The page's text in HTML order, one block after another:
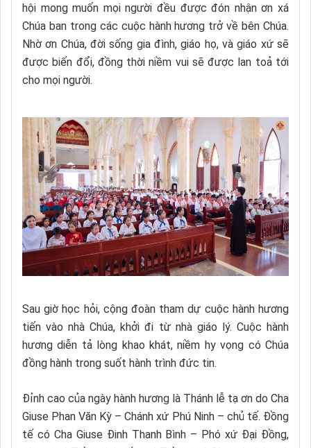
hội mong muốn mọi người đều được đón nhận ơn xá
Chúa ban trong các cuộc hành hương trở về bên Chúa.
Nhờ ơn Chúa, đời sống gia đình, giáo họ, và giáo xứ sẽ
được biến đổi, đồng thời niềm vui sẽ được lan toả tới
cho mọi người.
Sau giờ học hỏi, cộng đoàn tham dự cuộc hành hương
tiến vào nhà Chúa, khởi đi từ nhà giáo lý. Cuộc hành
hương diễn tả lòng khao khát, niềm hy vọng có Chúa
đồng hành trong suốt hành trình đức tin.
Đỉnh cao của ngày hành hương là Thánh lễ tạ ơn do Cha
Giuse Phan Văn Kỳ – Chánh xứ Phú Ninh – chủ tế. Đồng
tế có Cha Giuse Đinh Thanh Bình – Phó xứ Đại Đồng,